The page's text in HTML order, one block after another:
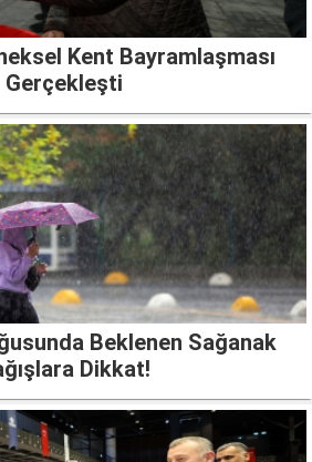
Kent Bayramlaşması
Gerçekleşti
Beklenen Sağanak
Dikkat!